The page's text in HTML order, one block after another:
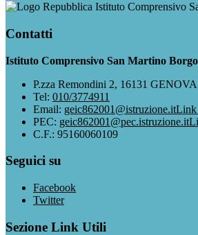
Istituto Comprensivo
Contatti
Istituto Comprensivo San Martino
P.zza Remondini 2, 16131 GENOVA
Tel: 010/3774911
Email: geic862001@istruzione.itLink
PEC: geic862001@pec.istruzione.it
C.F.: 95160060109
Seguici su
Facebook
Twitter
Sezione Link Utili